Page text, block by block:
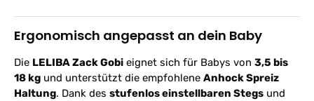
Ergonomisch angepasst an dein Baby
Die LELIBA Zack Gobi eignet sich für Babys von 3,5 bis
18 kg und unterstützt die empfohlene Anhock Spreiz
Haltung. Dank des stufenlos einstellbaren Stegs und